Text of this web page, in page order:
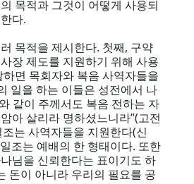
목적과 그것이 어떻게 사용되
다.
목적을 제시한다. 첫째, 구약
장 제도를 지원하기 위해 사용
면 목회자와 복음 사역자들을
일을 하는 이들은 성전에서 나
같이 주께서도 복음 전하는 자
아 살리라 명하셨느니라”(고전
는 사역자들을 지원한다(신
조는 예배의 한 형태이다. 또한
님을 신뢰한다는 표이기도 하
돈이 아니라 우리의 필요를 공